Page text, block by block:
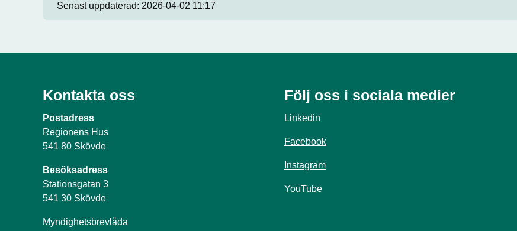
Senast uppdaterad: 2026-04-02 11:17
Kontakta oss
Postadress
Regionens Hus
541 80 Skövde
Besöksadress
Stationsgatan 3
541 30 Skövde
Myndighetsbrevlåda
Följ oss i sociala medier
Linkedin
Facebook
Instagram
YouTube